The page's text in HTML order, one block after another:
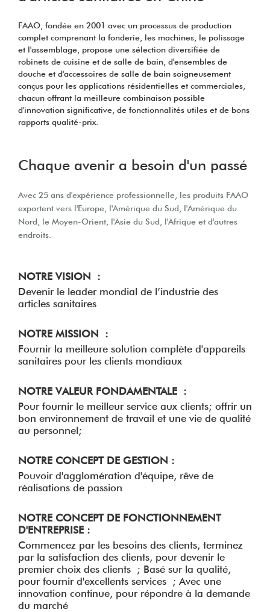
FAAO, fondée en 2001 avec un processus de production
complet comprenant la fonderie, les machines, le polissage
et l'assemblage, propose une sélection diversifiée de
robinets de cuisine et de salle de bain, d'ensembles de
douche et d'accessoires de salle de bain soigneusement
conçus pour les applications résidentielles et commerciales,
chacun offrant la meilleure combinaison possible
d'innovation significative, de fonctionnalités utiles et de bons
rapports qualité-prix.
Chaque avenir a besoin d'un passé
Avec 25 ans d'expérience professionnelle, les produits FAAO
exportent vers l'Europe, l'Amérique du Sud, l'Amérique du
Nord, le Moyen-Orient, l'Asie du Sud, l'Afrique et d'autres
endroits.
NOTRE VISION :
Devenir le leader mondial de l’industrie des
articles sanitaires
NOTRE MISSION :
Fournir la meilleure solution complète d'appareils
sanitaires pour les clients mondiaux
NOTRE VALEUR FONDAMENTALE :
Pour fournir le meilleur service aux clients; offrir un
bon environnement de travail et une vie de qualité
au personnel;
NOTRE CONCEPT DE GESTION :
Pouvoir d'agglomération d'équipe, rêve de
réalisations de passion
NOTRE CONCEPT DE FONCTIONNEMENT
D'ENTREPRISE :
Commencez par les besoins des clients, terminez
par la satisfaction des clients, pour devenir le
premier choix des clients ; Basé sur la qualité,
pour fournir d'excellents services ; Avec une
innovation continue, pour répondre à la demande
du marché